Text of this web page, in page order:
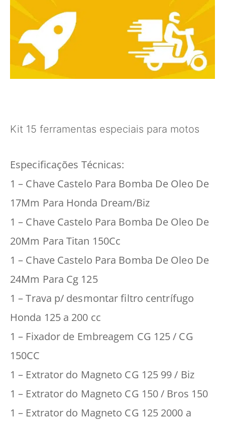
Kit 15 ferramentas especiais para motos
Especificações Técnicas:
1 – Chave Castelo Para Bomba De Oleo De
17Mm Para Honda Dream/Biz
1 – Chave Castelo Para Bomba De Oleo De
20Mm Para Titan 150Cc
1 – Chave Castelo Para Bomba De Oleo De
24Mm Para Cg 125
1 – Trava p/ desmontar filtro centrífugo
Honda 125 a 200 cc
1 – Fixador de Embreagem CG 125 / CG
150CC
1 – Extrator do Magneto CG 125 99 / Biz
1 – Extrator do Magneto CG 150 / Bros 150
1 – Extrator do Magneto CG 125 2000 a